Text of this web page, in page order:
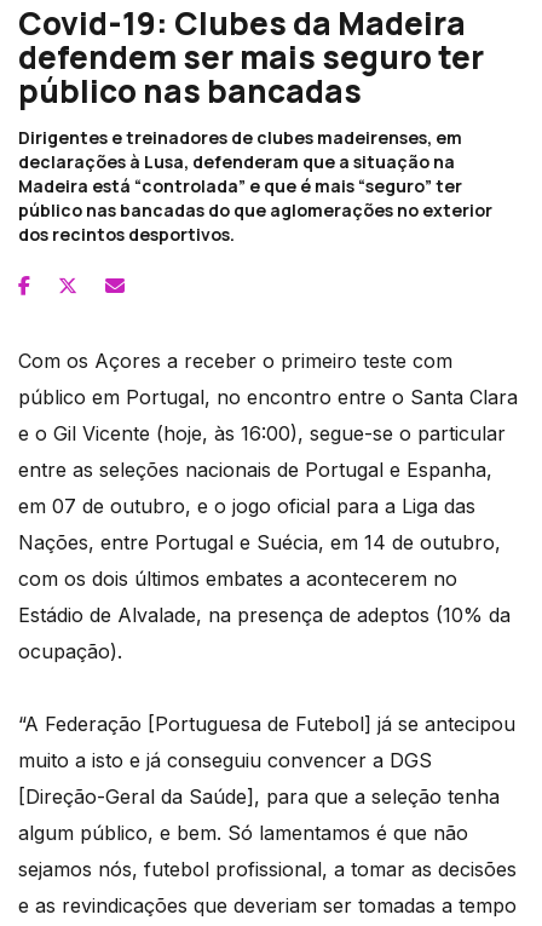
Covid-19: Clubes da Madeira
defendem ser mais seguro ter
público nas bancadas
Dirigentes e treinadores de clubes madeirenses, em
declarações à Lusa, defenderam que a situação na
Madeira está “controlada” e que é mais “seguro” ter
público nas bancadas do que aglomerações no exterior
dos recintos desportivos.
Com os Açores a receber o primeiro teste com
público em Portugal, no encontro entre o Santa Clara
e o Gil Vicente (hoje, às 16:00), segue-se o particular
entre as seleções nacionais de Portugal e Espanha,
em 07 de outubro, e o jogo oficial para a Liga das
Nações, entre Portugal e Suécia, em 14 de outubro,
com os dois últimos embates a acontecerem no
Estádio de Alvalade, na presença de adeptos (10% da
ocupação).
“A Federação [Portuguesa de Futebol] já se antecipou
muito a isto e já conseguiu convencer a DGS
[Direção-Geral da Saúde], para que a seleção tenha
algum público, e bem. Só lamentamos é que não
sejamos nós, futebol profissional, a tomar as decisões
e as revindicações que deveriam ser tomadas a tempo